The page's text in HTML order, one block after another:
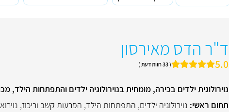
ד"ר הדס מאירסון
5.0 ( 33 חוות דעת )
נוירולוגית ילדים בכירה, מומחית בנוירולוגיה ילדים והתפתחות הילד,
תחום ראשי: נוירולוגיה ילדים, התפתחות הילד, הפרעות קשב וריכוז,